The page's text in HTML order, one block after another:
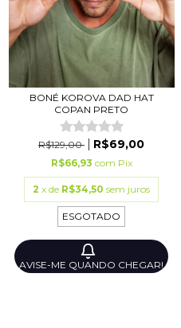
BONÉ KOROVA DAD HAT
COPAN PRETO
R$129,00 R$69,00
R$66,93 com Pix
2 x de R$34,50 sem juros
ESGOTADO
AVISE-ME QUANDO CHEGAR!